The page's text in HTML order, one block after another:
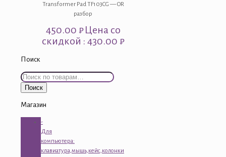
Transformer Pad TF103CG — OR
разбор
450.00 ₽Цена со
скидкой : 430.00 ₽
Поиск
Искать:
Поиск
Магазин
-
Для
компьютера:
клавиатура,мышь,кейс,колонки